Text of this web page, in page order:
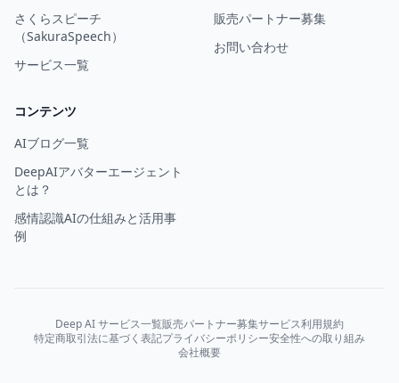
さくらスピーチ
（SakuraSpeech）
サービス一覧
販売パートナー募集
お問い合わせ
コンテンツ
AIブログ一覧
DeepAIアバターエージェント
とは？
感情認識AIの仕組みと活用事
例
Deep AI サービス一覧販売パートナー募集サービス利用規約
特定商取引法に基づく表記プライバシーポリシー安全性への取り組み
会社概要